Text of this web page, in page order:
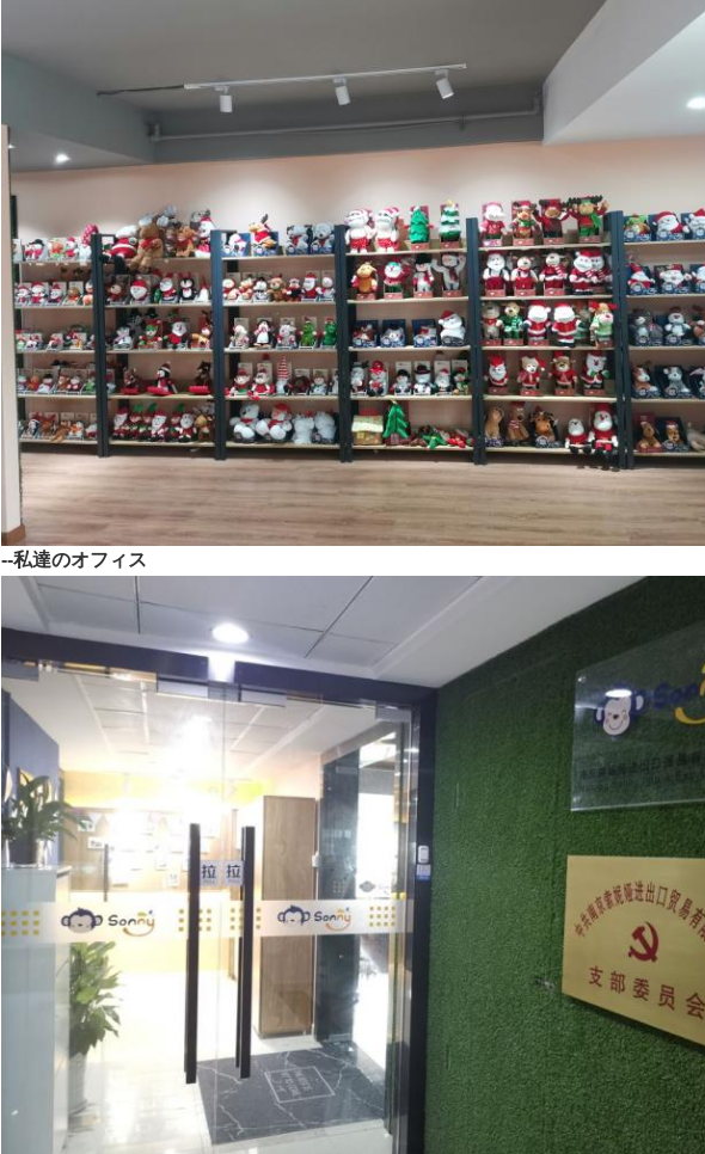
--私達のオフィス